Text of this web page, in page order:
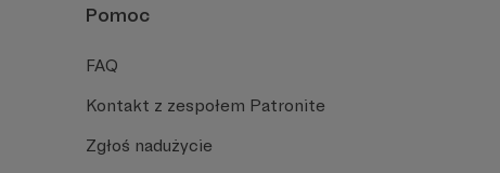
Pomoc
FAQ
Kontakt z zespołem Patronite
Zgłoś nadużycie